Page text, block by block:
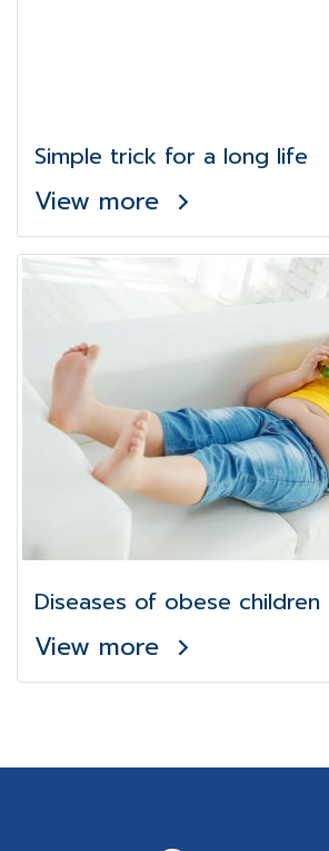
Simple trick for a long life
View more
Diseases of obese children
View more